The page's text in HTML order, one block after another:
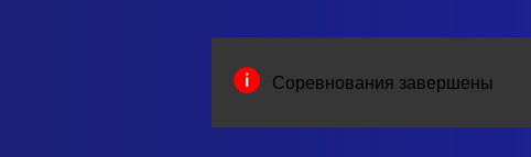
Соревнования завершены